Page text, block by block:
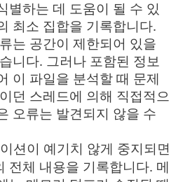
별하는 데 도움이 될 수 있
최소 집합을 기록합니다.
는 공간이 제한되어 있을
니다. 그러나 포함된 정보
이 파일을 분석할 때 문제
던 스레드에 의해 직접적으
오류는 발견되지 않을 수
션이 예기치 않게 중지되면
전체 내용을 기록합니다. 메